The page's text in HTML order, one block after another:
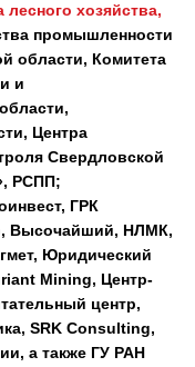
лесного хозяйства,
промышленности
области, Комитета
и
Центра
Свердловской
РСПП;
ГРК
Высочайший, НЛМК,
Юридический
Mining, Центр-
центр,
SRK Consulting,
а также ГУ РАН